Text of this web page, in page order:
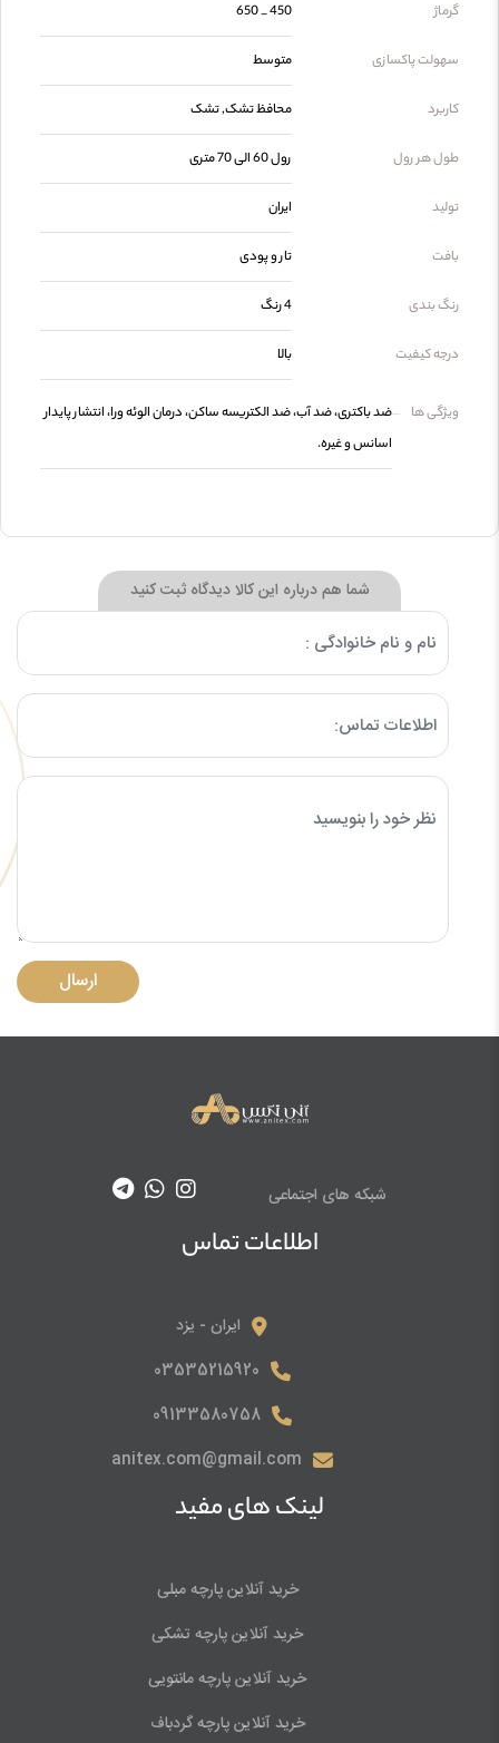
گرماژ 450 _ 650
سهولت پاکسازی متوسط
کاربرد محافظ تشک, تشک
طول هر رول رول 60 الی 70 متری
تولید ایران
بافت تار و پودی
رنگ بندی 4 رنگ
درجه کیفیت بالا
ویژگی ها
ضد باکتری، ضد آب، ضد الکتریسه ساکن، درمان الوئه ورا، انتشار پایدار
اسانس و غیره.
شما هم درباره این کالا دیدگاه ثبت کنید
ارسال
شبکه های اجتماعی
اطلاعات تماس
ایران - یزد
03535215920
09133580758
anitex.com@gmail.com
لینک های مفید
خرید آنلاین پارچه مبلی
خرید آنلاین پارچه تشکی
خرید آنلاین پارچه مانتویی
خرید آنلاین پارچه گردباف